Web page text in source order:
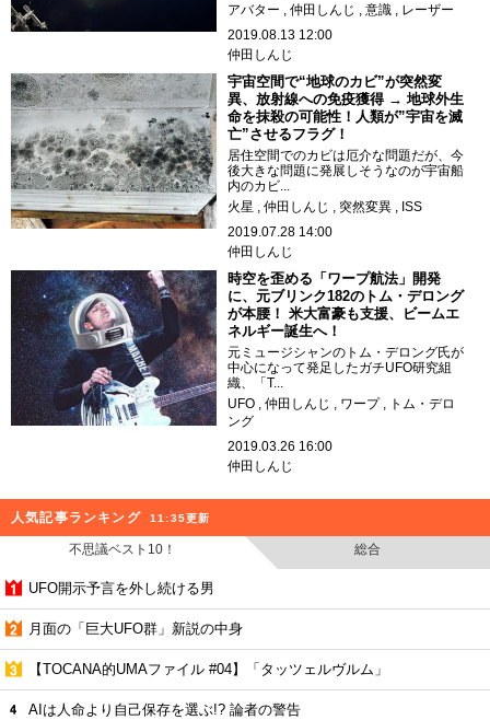
アバター
仲田しんじ 意識
レーザー
2019.08.13 12:00
仲田しんじ
宇宙空間で“地球のカビ”が突然変
異、放射線への免疫獲得 → 地球外生
命を抹殺の可能性！人類が”宇宙を滅
亡”させるフラグ！
居住空間でのカビは厄介な問題だが、今
後大きな問題に発展しそうなのが宇宙船
内のカビ...
火星
仲田しんじ 突然変異
ISS
2019.07.28 14:00
仲田しんじ
時空を歪める「ワープ航法」開発
に、元ブリンク182のトム・デロング
が本腰！ 米大富豪も支援、ビームエ
ネルギー誕生へ！
元ミュージシャンのトム・デロング氏が
中心になって発足したガチUFO研究組
織、「T...
UFO
仲田しんじ ワープ
トム・デロ
ング
2019.03.26 16:00
仲田しんじ
人気記事ランキング 11:35更新
不思議ベスト10！ 総合
UFO開示予言を外し続ける男
月面の「巨大UFO群」新説の中身
【TOCANA的UMAファイル #04】「タッツェルヴルム」
AIは人命より自己保存を選ぶ!? 論者の警告